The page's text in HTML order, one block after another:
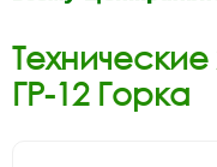
ГР-12 Горка